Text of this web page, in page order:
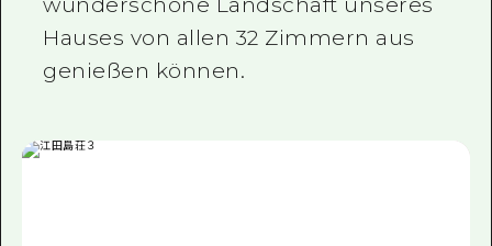
wunderschöne Landschaft unseres
Hauses von allen 32 Zimmern aus
genießen können.